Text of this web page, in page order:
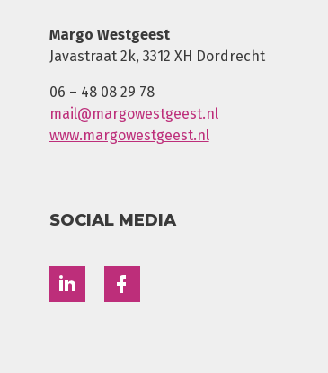
Margo Westgeest
Javastraat 2k, 3312 XH Dordrecht
06 – 48 08 29 78
mail@margowestgeest.nl
www.margowestgeest.nl
SOCIAL MEDIA